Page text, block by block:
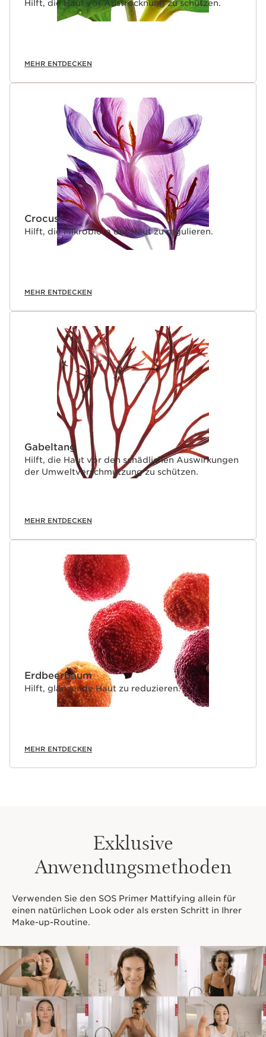
Hilft, die Haut vor Austrocknung zu schützen.
MEHR ENTDECKEN
Crocus
Hilft, die Mikrobiota der Haut zu regulieren.
MEHR ENTDECKEN
Gabeltang
Hilft, die Haut vor den schädlichen Auswirkungen
der Umweltverschmutzung zu schützen.
MEHR ENTDECKEN
Erdbeerbaum
Hilft, glänzende Haut zu reduzieren.
MEHR ENTDECKEN
Exklusive
Anwendungsmethoden
Verwenden Sie den SOS Primer Mattifying allein für
einen natürlichen Look oder als ersten Schritt in Ihrer
Make-up-Routine.